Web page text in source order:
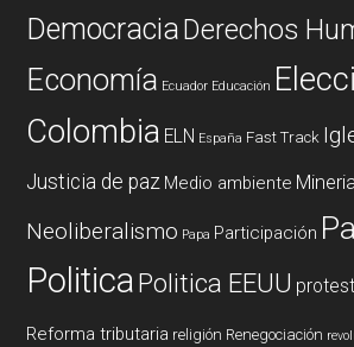
DemocraciaDerechos
Economía Ecuador Educación
Colombia ELN España Fast Track
Justicia de paz Medio ambiente
Neoliberalismo Papa Participación
PoliticaPolitica EEUU
Reforma tributaria religión Renegociación